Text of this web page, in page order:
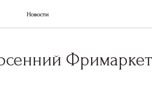
Новости
Фримаркет